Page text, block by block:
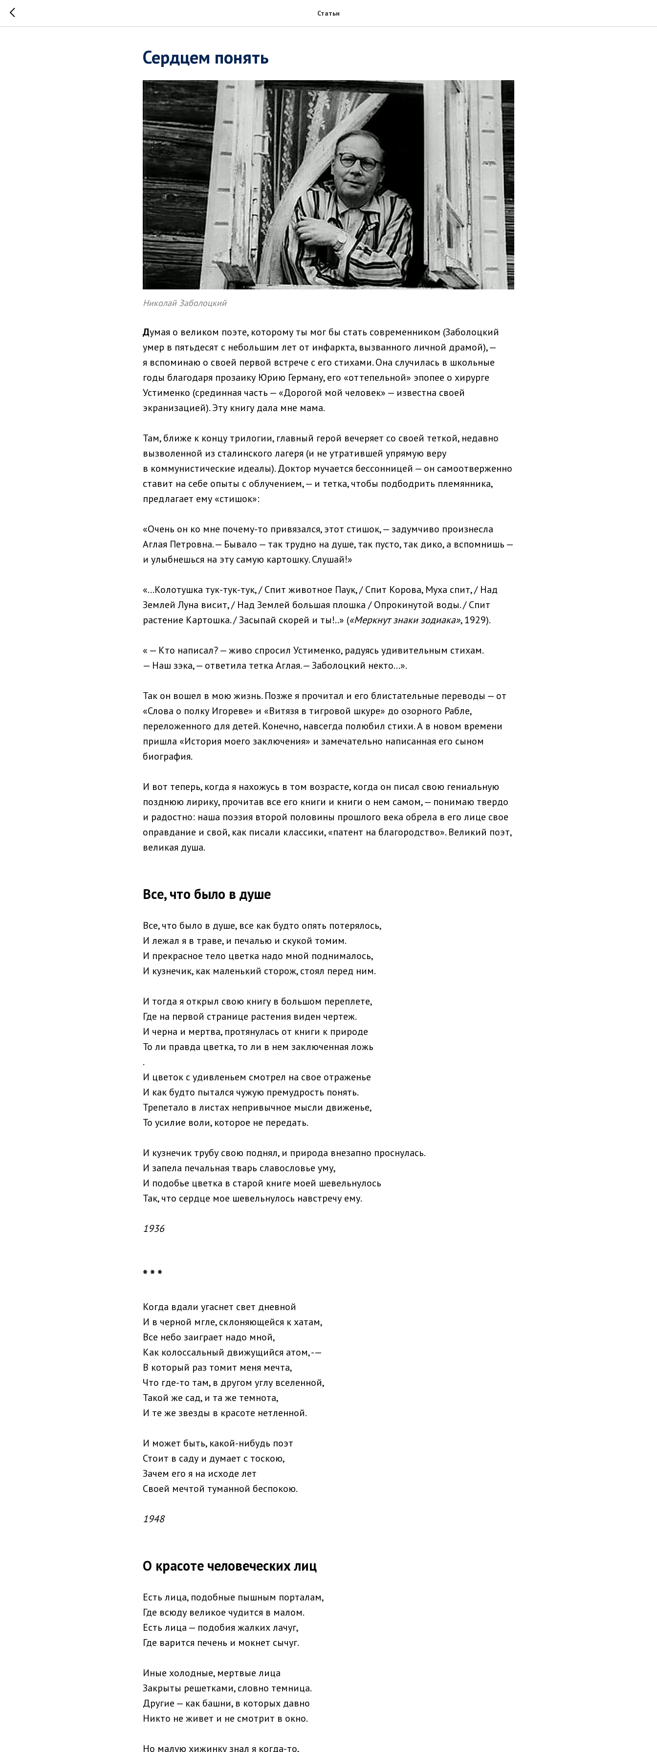
Статьи
Сердцем понять
Николай Заболоцкий
Думая о великом поэте, которому ты мог бы стать современником (Заболоцкий
умер в пятьдесят с небольшим лет от инфаркта, вызванного личной драмой), —
я вспоминаю о своей первой встрече с его стихами. Она случилась в школьные
годы благодаря прозаику Юрию Герману, его «оттепельной» эпопее о хирурге
Устименко (срединная часть — «Дорогой мой человек» — известна своей
экранизацией). Эту книгу дала мне мама.
Там, ближе к концу трилогии, главный герой вечеряет со своей теткой, недавно
вызволенной из сталинского лагеря (и не утратившей упрямую веру
в коммунистические идеалы). Доктор мучается бессонницей — он самоотверженно
ставит на себе опыты с облучением, — и тетка, чтобы подбодрить племянника,
предлагает ему «стишок»:
«Очень он ко мне почему-то привязался, этот стишок, — задумчиво произнесла
Аглая Петровна. — Бывало — так трудно на душе, так пусто, так дико, а вспомнишь —
и улыбнешься на эту самую картошку. Слушай!»
«…Колотушка тук-тук-тук, / Спит животное Паук, / Спит Корова, Муха спит, / Над
Землей Луна висит, / Над Землей большая плошка / Опрокинутой воды. / Спит
растение Картошка. / Засыпай скорей и ты!..» («Меркнут знаки зодиака», 1929).
« — Кто написал? — живо спросил Устименко, радуясь удивительным стихам.
— Наш зэка, — ответила тетка Аглая. — Заболоцкий некто…».
Так он вошел в мою жизнь. Позже я прочитал и его блистательные переводы — от
«Слова о полку Игореве» и «Витязя в тигровой шкуре» до озорного Рабле,
переложенного для детей. Конечно, навсегда полюбил стихи. А в новом времени
пришла «История моего заключения» и замечательно написанная его сыном
биография.
И вот теперь, когда я нахожусь в том возрасте, когда он писал свою гениальную
позднюю лирику, прочитав все его книги и книги о нем самом, — понимаю твердо
и радостно: наша поэзия второй половины прошлого века обрела в его лице свое
оправдание и свой, как писали классики, «патент на благородство». Великий поэт,
великая душа.
Все, что было в душе
Все, что было в душе, все как будто опять потерялось,
И лежал я в траве, и печалью и скукой томим.
И прекрасное тело цветка надо мной поднималось,
И кузнечик, как маленький сторож, стоял перед ним.
И тогда я открыл свою книгу в большом переплете,
Где на первой странице растения виден чертеж.
И черна и мертва, протянулась от книги к природе
То ли правда цветка, то ли в нем заключенная ложь
.
И цветок с удивленьем смотрел на свое отраженье
И как будто пытался чужую премудрость понять.
Трепетало в листах непривычное мысли движенье,
То усилие воли, которое не передать.
И кузнечик трубу свою поднял, и природа внезапно проснулась.
И запела печальная тварь славословье уму,
И подобье цветка в старой книге моей шевельнулось
Так, что сердце мое шевельнулось навстречу ему.
1936
* * *
Когда вдали угаснет свет дневной
И в черной мгле, склоняющейся к хатам,
Все небо заиграет надо мной,
Как колоссальный движущийся атом, -—
В который раз томит меня мечта,
Что где-то там, в другом углу вселенной,
Такой же сад, и та же темнота,
И те же звезды в красоте нетленной.
И может быть, какой-нибудь поэт
Стоит в саду и думает с тоскою,
Зачем его я на исходе лет
Своей мечтой туманной беспокою.
1948
О красоте человеческих лиц
Есть лица, подобные пышным порталам,
Где всюду великое чудится в малом.
Есть лица — подобия жалких лачуг,
Где варится печень и мокнет сычуг.
Иные холодные, мертвые лица
Закрыты решетками, словно темница.
Другие — как башни, в которых давно
Никто не живет и не смотрит в окно.
Но малую хижинку знал я когда-то,